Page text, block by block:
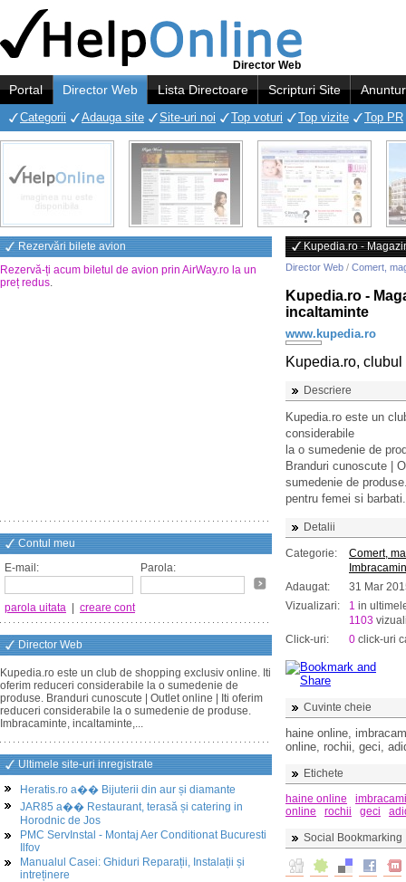
Director Web
Portal Director Web Lista Directoare Scripturi Site
Categorii Adauga site Site-uri noi Top voturi Top vizite Top PR
Rezervări bilete avion
Rezervă-ți acum biletul de avion prin AirWay.ro la un
preț redus.
Contul meu
E-mail:
Parola:
parola uitata creare cont
Director Web
Kupedia.ro este un club de shopping exclusiv online. Iti
oferim reduceri considerabile la o sumedenie de
produse. Branduri cunoscute | Outlet online | Iti oferim
reduceri considerabile la o sumedenie de produse.
Imbracaminte, incaltaminte,...
Ultimele site-uri inregistrate
Heratis.ro a�� Bijuterii din aur și diamante
JAR85 a�� Restaurant, terasă și catering in
Horodnic de Jos
PMC ServInstal - Montaj Aer Conditionat Bucuresti
Ilfov
Manualul Casei: Ghiduri Reparații, Instalații și
intreținere
Kupedia.ro -
Director Web / Comert,
Kupedia.ro -
incaltaminte
www.kupedia.ro
Kupedia.ro,
Descriere
Kupedia.ro este un
considerabile
la o sumedenie de
Branduri cunoscute |
sumedenie de
pentru femei si
Detalii
Categorie:
Comert,
Adaugat:
31 Mar
Vizualizari:
1 in
1103
Click-uri:
0 click-uri
Cuvinte cheie
haine online,
online, rochii, geci,
Etichete
haine online
online
rochii geci
Social Bookmarking